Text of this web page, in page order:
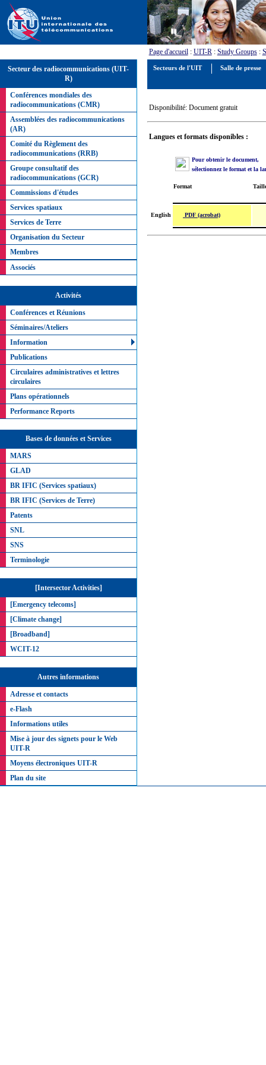
Page d'accueil: UIT-R: Study Groups:
Secteur des radiocommunications (UIT-
R)
Conférences mondiales des
radiocommunications (CMR)
Assemblées des radiocommunications
(AR)
Comité du Règlement des
radiocommunications (RRB)
Groupe consultatif des
radiocommunications (GCR)
Commissions d'études
Services spatiaux
Services de Terre
Organisation du Secteur
Membres
Associés
Activités
Conférences et Réunions
Séminaires/Ateliers
Information
Publications
Circulaires administratives et lettres
circulaires
Plans opérationnels
Performance Reports
Bases de données et Services
MARS
GLAD
BR IFIC (Services spatiaux)
BR IFIC (Services de Terre)
Patents
SNL
SNS
Terminologie
[Intersector Activities]
[Emergency telecoms]
[Climate change]
[Broadband]
WCIT-12
Autres informations
Adresse et contacts
e-Flash
Informations utiles
Mise à jour des signets pour le Web
UIT-R
Moyens électroniques UIT-R
Plan du site
Disponibilité: Document gratuit
Langues et formats disponibles :
Pour obtenir le document,
sélectionnez le format et la
Format
English PDF (acrobat)
Secteurs de l'UIT Salle de presse